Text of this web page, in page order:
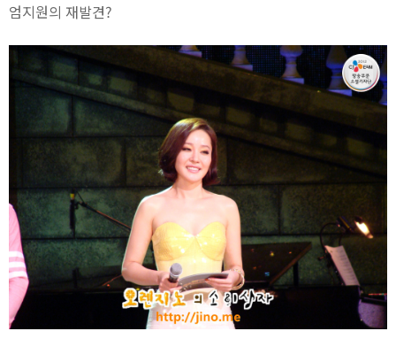
엄지원의 재발견?